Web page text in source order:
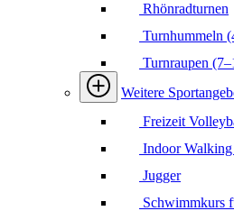
Rhönradturnen
Turnhummeln
Turnraupen
Weitere
Freizeit
Indoor
Jugger
Schwimmkurs